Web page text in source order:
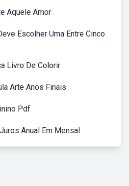
Aquele Amor
Escolher Uma Entre Cinco
Livro De Colorir
Arte Anos Finais
Pdf
Anual Em Mensal